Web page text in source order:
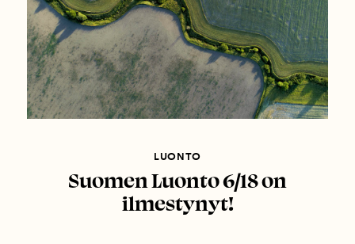
LUONTO
Suomen Luonto 6/18 on
ilmestynyt!